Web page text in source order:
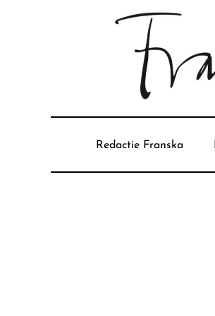
Redactie Franska